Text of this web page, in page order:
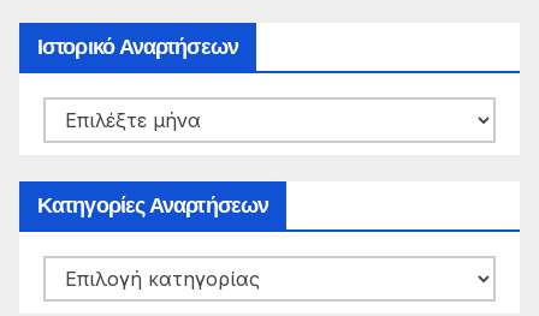
Ιστορικό Αναρτήσεων
Ιστορικό
Αναρτήσεων
Κατηγορίες Αναρτήσεων
Κατηγορίες
Αναρτήσεων